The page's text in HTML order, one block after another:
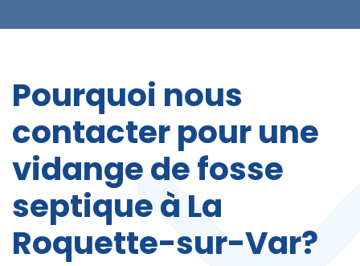
Pourquoi nous
contacter pour une
vidange de fosse
septique à La
Roquette-sur-Var?